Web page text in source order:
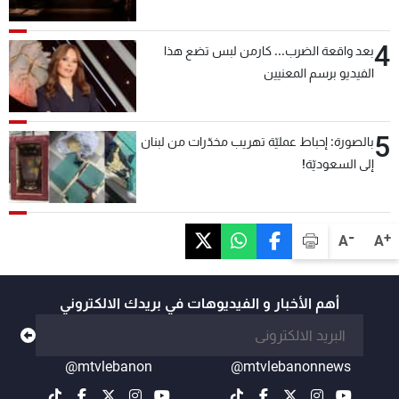
A+
A-
4بعد واقعة الضرب... كارمن لبس تضع هذا
الفيديو برسم المعنيين
5بالصورة: إحباط عمليّة تهريب مخدّرات من لبنان
إلى السعوديّة!
أهم الأخبار و الفيديوهات في بريدك الالكتروني
@mtvlebanonnews
@mtvlebanon